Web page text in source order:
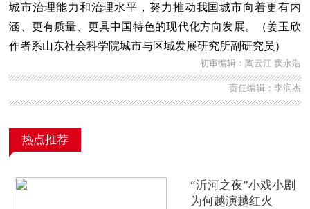
城市治理能力和治理水平，努力推动我国城市向着更有内
涵、更有质量、更具中国特色的现代化方向发展。（姜玉欣
作者系山东社会科学院城市与区域发展研究所副研究员）
初审编辑：陶云江 窦永浩
责任编辑：李润杰
热点推荐
“沂河之夜”小戏小剧
为何越演越红火